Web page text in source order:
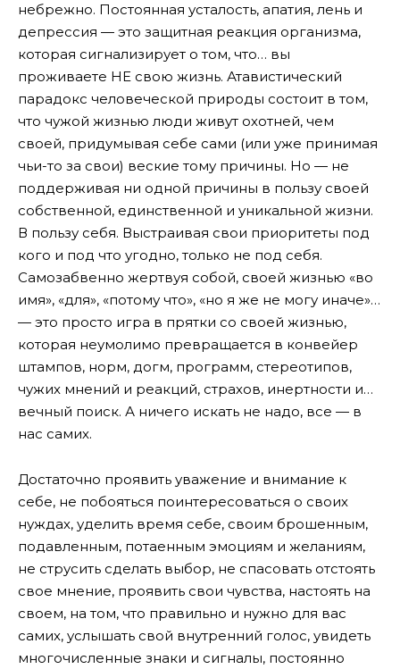
небрежно. Постоянная усталость, апатия, лень и
депрессия — это защитная реакция организма,
которая сигнализирует о том, что… вы
проживаете НЕ свою жизнь. Атавистический
парадокс человеческой природы состоит в том,
что чужой жизнью люди живут охотней, чем
своей, придумывая себе сами (или уже принимая
чьи-то за свои) веские тому причины. Но — не
поддерживая ни одной причины в пользу своей
собственной, единственной и уникальной жизни.
В пользу себя. Выстраивая свои приоритеты под
кого и под что угодно, только не под себя.
Самозабвенно жертвуя собой, своей жизнью «во
имя», «для», «потому что», «но я же не могу иначе»…
— это просто игра в прятки со своей жизнью,
которая неумолимо превращается в конвейер
штампов, норм, догм, программ, стереотипов,
чужих мнений и реакций, страхов, инертности и…
вечный поиск. А ничего искать не надо, все — в
нас самих.
Достаточно проявить уважение и внимание к
себе, не побояться поинтересоваться о своих
нуждах, уделить время себе, своим брошенным,
подавленным, потаенным эмоциям и желаниям,
не струсить сделать выбор, не спасовать отстоять
свое мнение, проявить свои чувства, настоять на
своем, на том, что правильно и нужно для вас
самих, услышать свой внутренний голос, увидеть
многочисленные знаки и сигналы, постоянно